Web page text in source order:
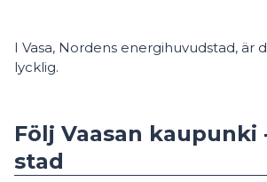
I Vasa, Nordens energihuvudstad, är
lycklig.
Följ Vaasan kaupunki
stad